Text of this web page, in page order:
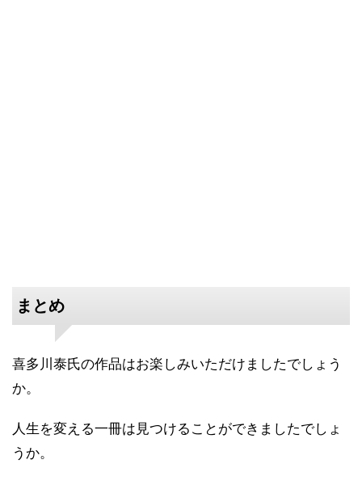
まとめ
喜多川泰氏の作品はお楽しみいただけましたでしょう
か。
人生を変える一冊は見つけることができましたでしょ
うか。